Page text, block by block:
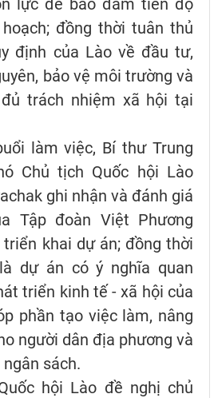
lực để bảo đảm tiến độ
đồng thời tuân thủ
định của Lào về đầu tư,
bảo vệ môi trường và
trách nhiệm xã hội tại
làm việc, Bí thư Trung
Chủ tịch Quốc hội Lào
ghi nhận và đánh giá
Tập đoàn Việt Phương
khai dự án; đồng thời
dự án có ý nghĩa quan
triển kinh tế - xã hội của
phần tạo việc làm, nâng
người dân địa phương và
sách.
hội Lào đề nghị chủ